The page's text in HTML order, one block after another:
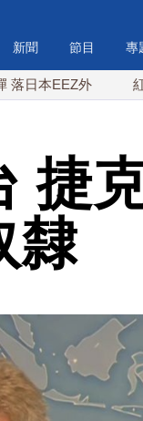
新聞 節目 專
外 紅海戰火
捷
隸